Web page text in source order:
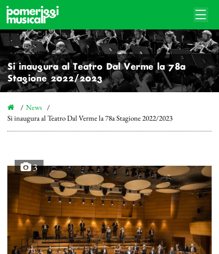
Si inaugura al Teatro Dal Verme la 78a
Stagione 2022/2023
News
Si inaugura al Teatro Dal Verme la 78a Stagione 2022/2023
3